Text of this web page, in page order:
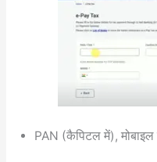
PAN (कैपिटल में),